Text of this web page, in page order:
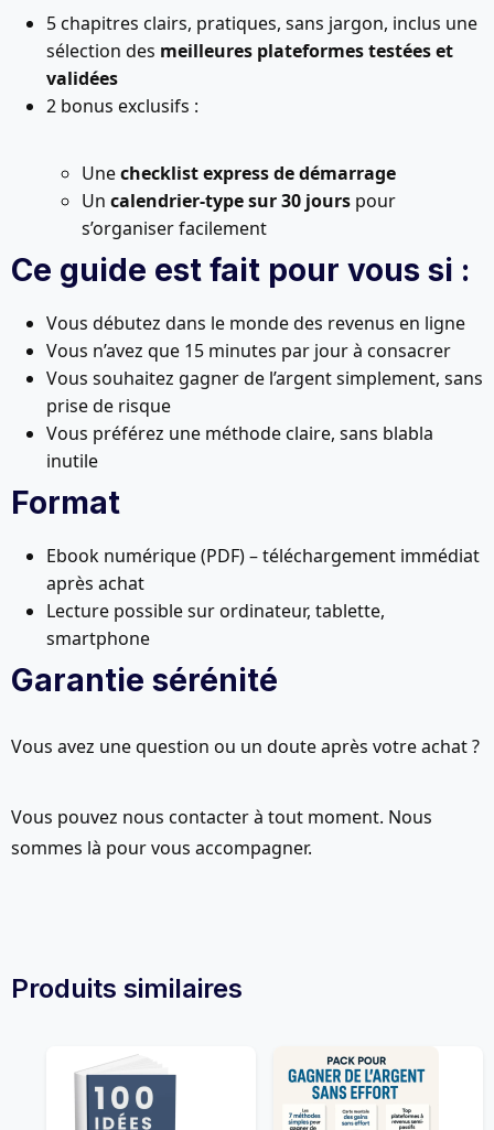
5 chapitres clairs, pratiques, sans jargon, inclus une
sélection des meilleures plateformes testées et
validées
2 bonus exclusifs :
Unechecklist express de démarrage
Un calendrier-type sur 30 jours pour
s’organiser facilement
Ce guide est fait pour vous si :
Vous débutez dans le monde des revenus en ligne
Vous n’avez que 15 minutes par jour à consacrer
Vous souhaitez gagner de l’argent simplement, sans
prise de risque
Vous préférez une méthode claire, sans blabla
inutile
Format
Ebook numérique (PDF) – téléchargement immédiat
après achat
Lecture possible sur ordinateur, tablette,
smartphone
Garantie sérénité
Vous avez une question ou un doute après votre achat ?
Vous pouvez nous contacter à tout moment. Nous
sommes là pour vous accompagner.
Produits similaires